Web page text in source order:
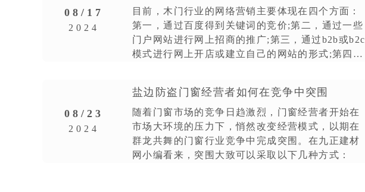
楼宇单元门
08/17
2024
目前，木门行业的网络营销主要体现在四个方面：
第一，通过百度得到关键词的竞价;第二，通过一些
门户网站进行网上招商的推广;第三，通过b2b或b2c
模式进行网上开店或建立自己的网站的形式;第四，
08/23
2024
盐边防盗门窗经营者如何在竞争中突围
随着门窗市场的竞争日趋激烈，门窗经营者开始在
市场大环境的压力下，悄然改变经营模式，以期在
群龙共舞的门窗行业竞争中完成突围。在九正建材
网小编看来，突围大致可以采取以下几种方式：